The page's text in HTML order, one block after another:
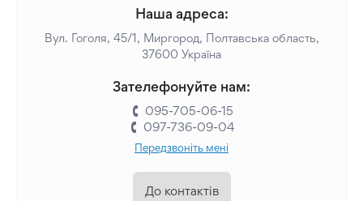
Наша адреса:
Вул. Гоголя, 45/1, Миргород, Полтавська область,
37600 Україна
Зателефонуйте нам:
095-705-06-15
097-736-09-04
Передзвоніть мені
До контактів